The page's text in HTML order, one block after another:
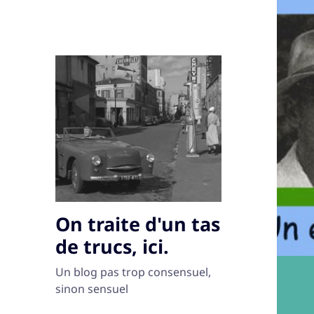
On traite d'un tas
de trucs, ici.
Un blog pas trop consensuel,
sinon sensuel